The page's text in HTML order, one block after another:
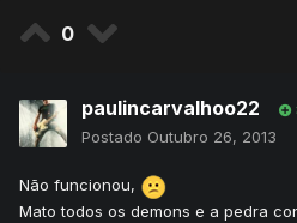
0
paulincarvalhoo22
Postado Outubro 26, 2013
Não funcionou,
Mato todos os demons e a pedra